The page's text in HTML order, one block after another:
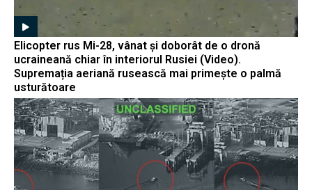
Elicopter rus Mi-28, vânat și doborât de o dronă
ucraineană chiar în interiorul Rusiei (Video).
Supremația aeriană rusească mai primește o palmă
usturătoare